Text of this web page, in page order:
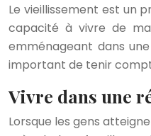
Le vieillissement est un
capacité à vivre de
emménageant dans
important de tenir
Vivre dans une
Lorsque les gens